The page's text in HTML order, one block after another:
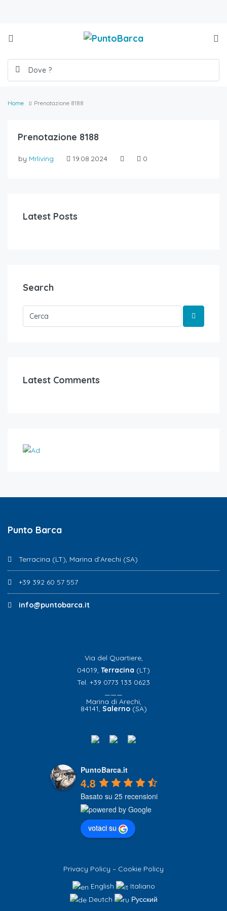
Home Prenotazione 8188
Prenotazione 8188
by Mrliving 19.08.2024 0
Latest Posts
Search
Latest Comments
Punto Barca
Terracina (LT), Marina d’Arechi (SA)
+39 392 60 57 557
info@puntobarca.it
Via del Quartiere,
04019, Terracina (LT)
Tel. +39 0773 133 0623
———
Marina di Arechi,
84141, Salerno(SA)
PuntoBarca.it
4.8
Basato su 25 recensioni
votaci su
Privacy Policy – Cookie Policy
English
Italiano
Deutch
Русский